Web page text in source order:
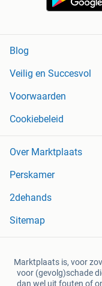
Blog
Veilig en Succesvol
Voorwaarden
Cookiebeleid
Over Marktplaats
Perskamer
2dehands
Sitemap
Marktplaats is, voor
voor (gevolg)schade
dan wel uit fouten of